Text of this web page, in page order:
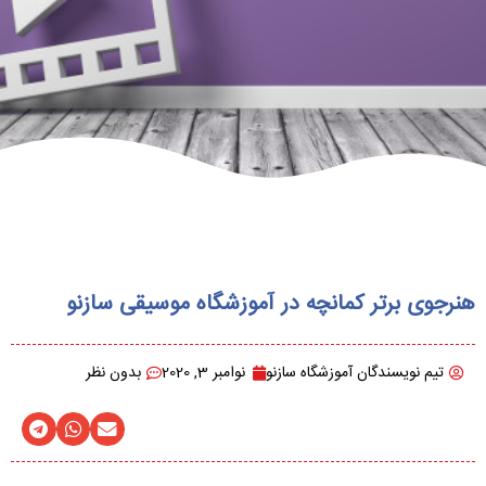
هنرجوی برتر کمانچه در آموزشگاه موسیقی سازنو
تیم نویسندگان آموزشگاه سازنو نوامبر 3, 2020 بدون نظر